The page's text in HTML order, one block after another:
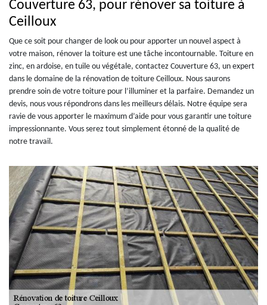
Couverture 63, pour rénover sa toiture à
Ceilloux
Que ce soit pour changer de look ou pour apporter un nouvel aspect à
votre maison, rénover la toiture est une tâche incontournable. Toiture en
zinc, en ardoise, en tuile ou végétale, contactez Couverture 63, un expert
dans le domaine de la rénovation de toiture Ceilloux. Nous saurons
prendre soin de votre toiture pour l’illuminer et la parfaire. Demandez un
devis, nous vous répondrons dans les meilleurs délais. Notre équipe sera
ravie de vous apporter le maximum d’aide pour vous garantir une toiture
impressionnante. Vous serez tout simplement étonné de la qualité de
notre travail.